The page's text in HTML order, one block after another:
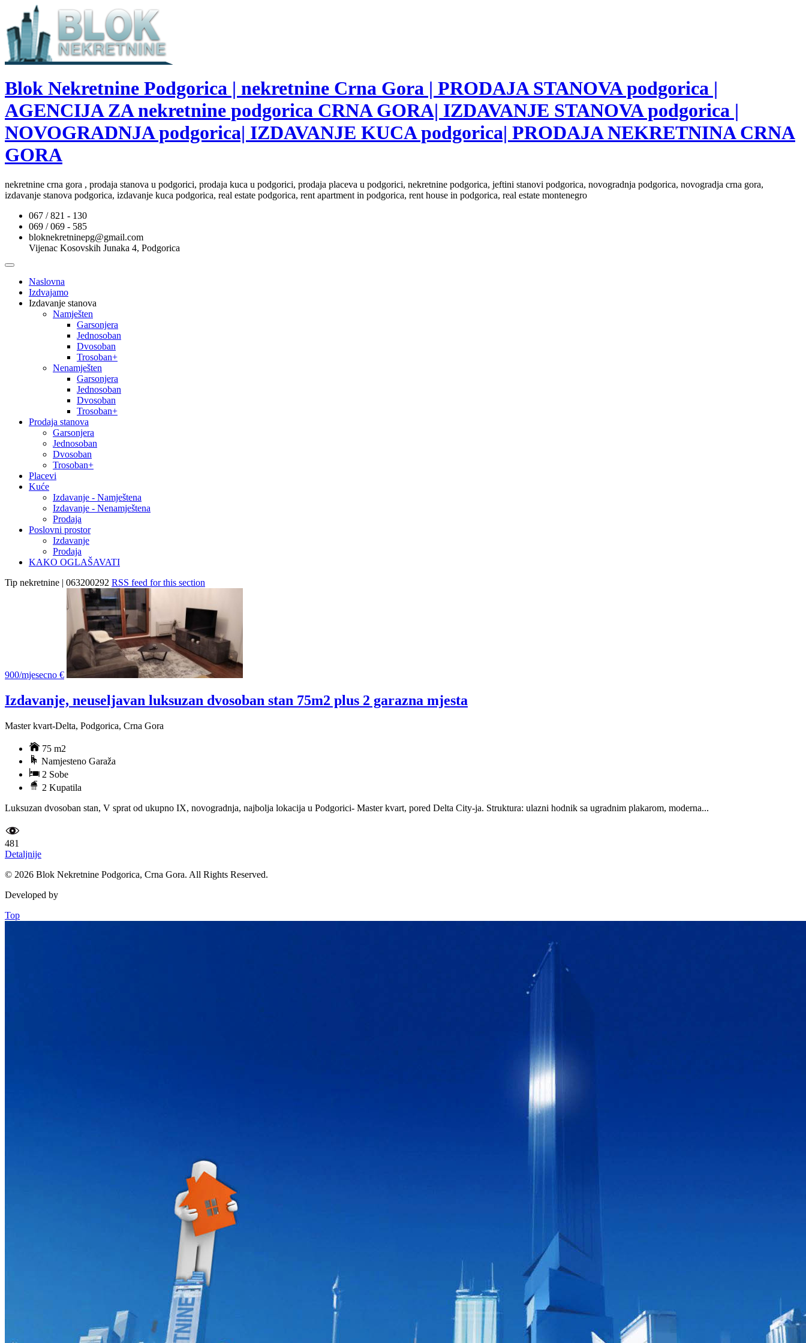
Blok Nekretnine Podgorica | nekretnine Crna Gora | PRODAJA STANOVA podgorica |
AGENCIJA ZA nekretnine podgorica CRNA GORA| IZDAVANJE STANOVA podgorica |
NOVOGRADNJA podgorica| IZDAVANJE KUCA podgorica| PRODAJA NEKRETNINA CRNA
GORA
nekretnine crna gora , prodaja stanova u podgorici, prodaja kuca u podgorici, prodaja placeva u podgorici, nekretnine podgorica, jeftini stanovi podgorica, novogradnja podgorica, novogradja crna gora,
izdavanje stanova podgorica, izdavanje kuca podgorica, real estate podgorica, rent apartment in podgorica, rent house in podgorica, real estate montenegro
067 / 821 - 130
069 / 069 - 585
bloknekretninepg@gmail.com
Vijenac Kosovskih Junaka 4, Podgorica
Naslovna
Izdvajamo
Izdavanje stanova
Namješten
Garsonjera
Jednosoban
Dvosoban
Trosoban+
Nenamješten
Garsonjera
Jednosoban
Dvosoban
Trosoban+
Prodaja stanova
Garsonjera
Jednosoban
Dvosoban
Trosoban+
Placevi
Kuće
Izdavanje - Namještena
Izdavanje - Nenamještena
Prodaja
Poslovni prostor
Izdavanje
Prodaja
KAKO OGLAŠAVATI
Tip nekretnine | 063200292 RSS feed for this section
900/mjesecno €
Izdavanje, neuseljavan luksuzan dvosoban stan 75m2 plus 2 garazna mjesta
Master kvart-Delta, Podgorica, Crna Gora
75 m2
Namjesteno Garaža
2 Sobe
2 Kupatila
Luksuzan dvosoban stan, V sprat od ukupno IX, novogradnja, najbolja lokacija u Podgorici- Master kvart, pored Delta City-ja. Struktura: ulazni hodnik sa ugradnim plakarom, moderna...
481
Detaljnije
© 2026 Blok Nekretnine Podgorica, Crna Gora. All Rights Reserved.
Developed by
Top